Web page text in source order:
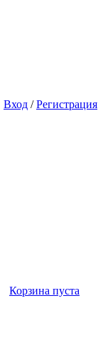
Вход /Регистрация
Корзина пуста